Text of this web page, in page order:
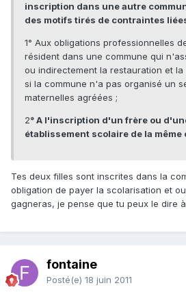
inscription dans une autre
des motifs tirés de contraintes
1° Aux obligations professionnelles
résident dans une commune qui
ou indirectement la restauration et
si la commune n'a pas organisé un
maternelles agréées ;
2° A l'inscription d'un frère ou
établissement scolaire de la même
Tes deux filles sont inscrites dans la
obligation de payer la scolarisation et
gagneras, je pense que tu peux le dire
fontaine
Posté(e) 18 juin 2011